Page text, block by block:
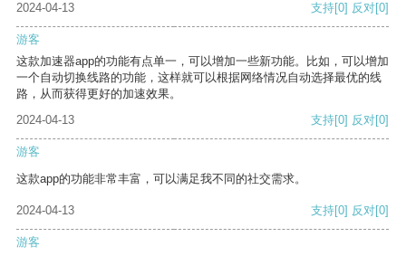
2024-04-13
支持[0] 反对[0]
游客
这款加速器app的功能有点单一，可以增加一些新功能。比如，可以增加
一个自动切换线路的功能，这样就可以根据网络情况自动选择最优的线
路，从而获得更好的加速效果。
2024-04-13
支持[0] 反对[0]
游客
这款app的功能非常丰富，可以满足我不同的社交需求。
2024-04-13 支持[0] 反对[0]
游客